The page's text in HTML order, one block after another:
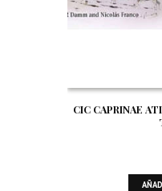
CIC CAPRINAE